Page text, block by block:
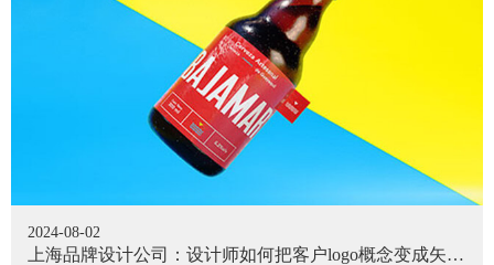
2024-08-02
上海品牌设计公司：设计师如何把客户logo概念变成矢量